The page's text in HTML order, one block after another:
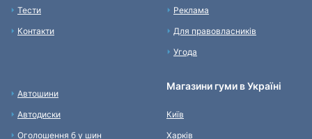
Тести
Контакти
Реклама
Для правовласників
Угода
Автошини
Автодиски
Оголошення б у шин
Магазини гуми в Україні
Київ
Харків